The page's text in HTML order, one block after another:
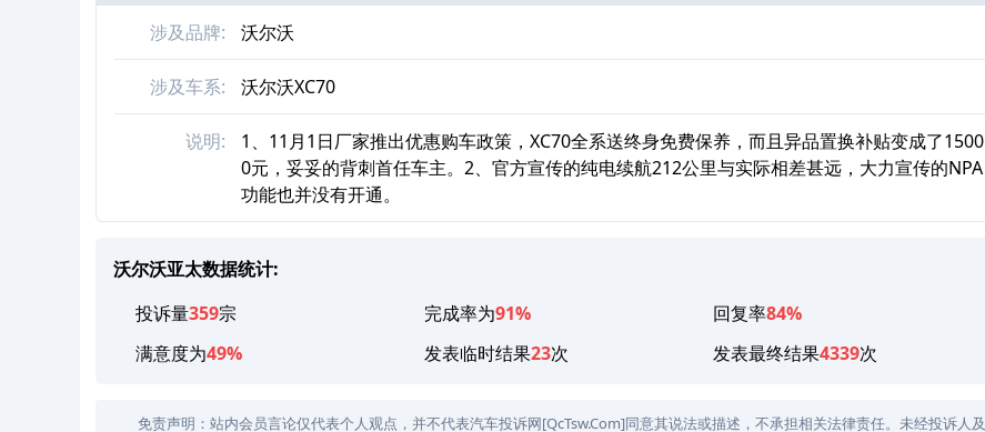
涉及品牌: 沃尔沃
涉及车系: 沃尔沃XC70
说明:
1、11月1日厂家推出优惠购车政策，XC70全系送终身免费保养，而且异品置换补贴变成了1500
0元，妥妥的背刺首任车主。2、官方宣传的纯电续航212公里与实际相差甚远，大力宣传的NPA
功能也并没有开通。
沃尔沃亚太数据统计:
投诉量359宗 完成率为91% 回复率84%
满意度为49% 发表临时结果23次 发表最终结果4339次
免责声明：站内会员言论仅代表个人观点，并不代表汽车投诉网[QcTsw.Com]同意其说法或描述，不承担相关法律责任。未经投诉人及